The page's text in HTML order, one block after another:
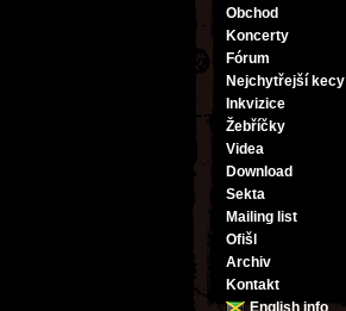
Obchod
Koncerty
Fórum
Nejchytřejší kecy
Inkvizice
Žebříčky
Videa
Download
Sekta
Mailing list
Ofišl
Archiv
Kontakt
English info